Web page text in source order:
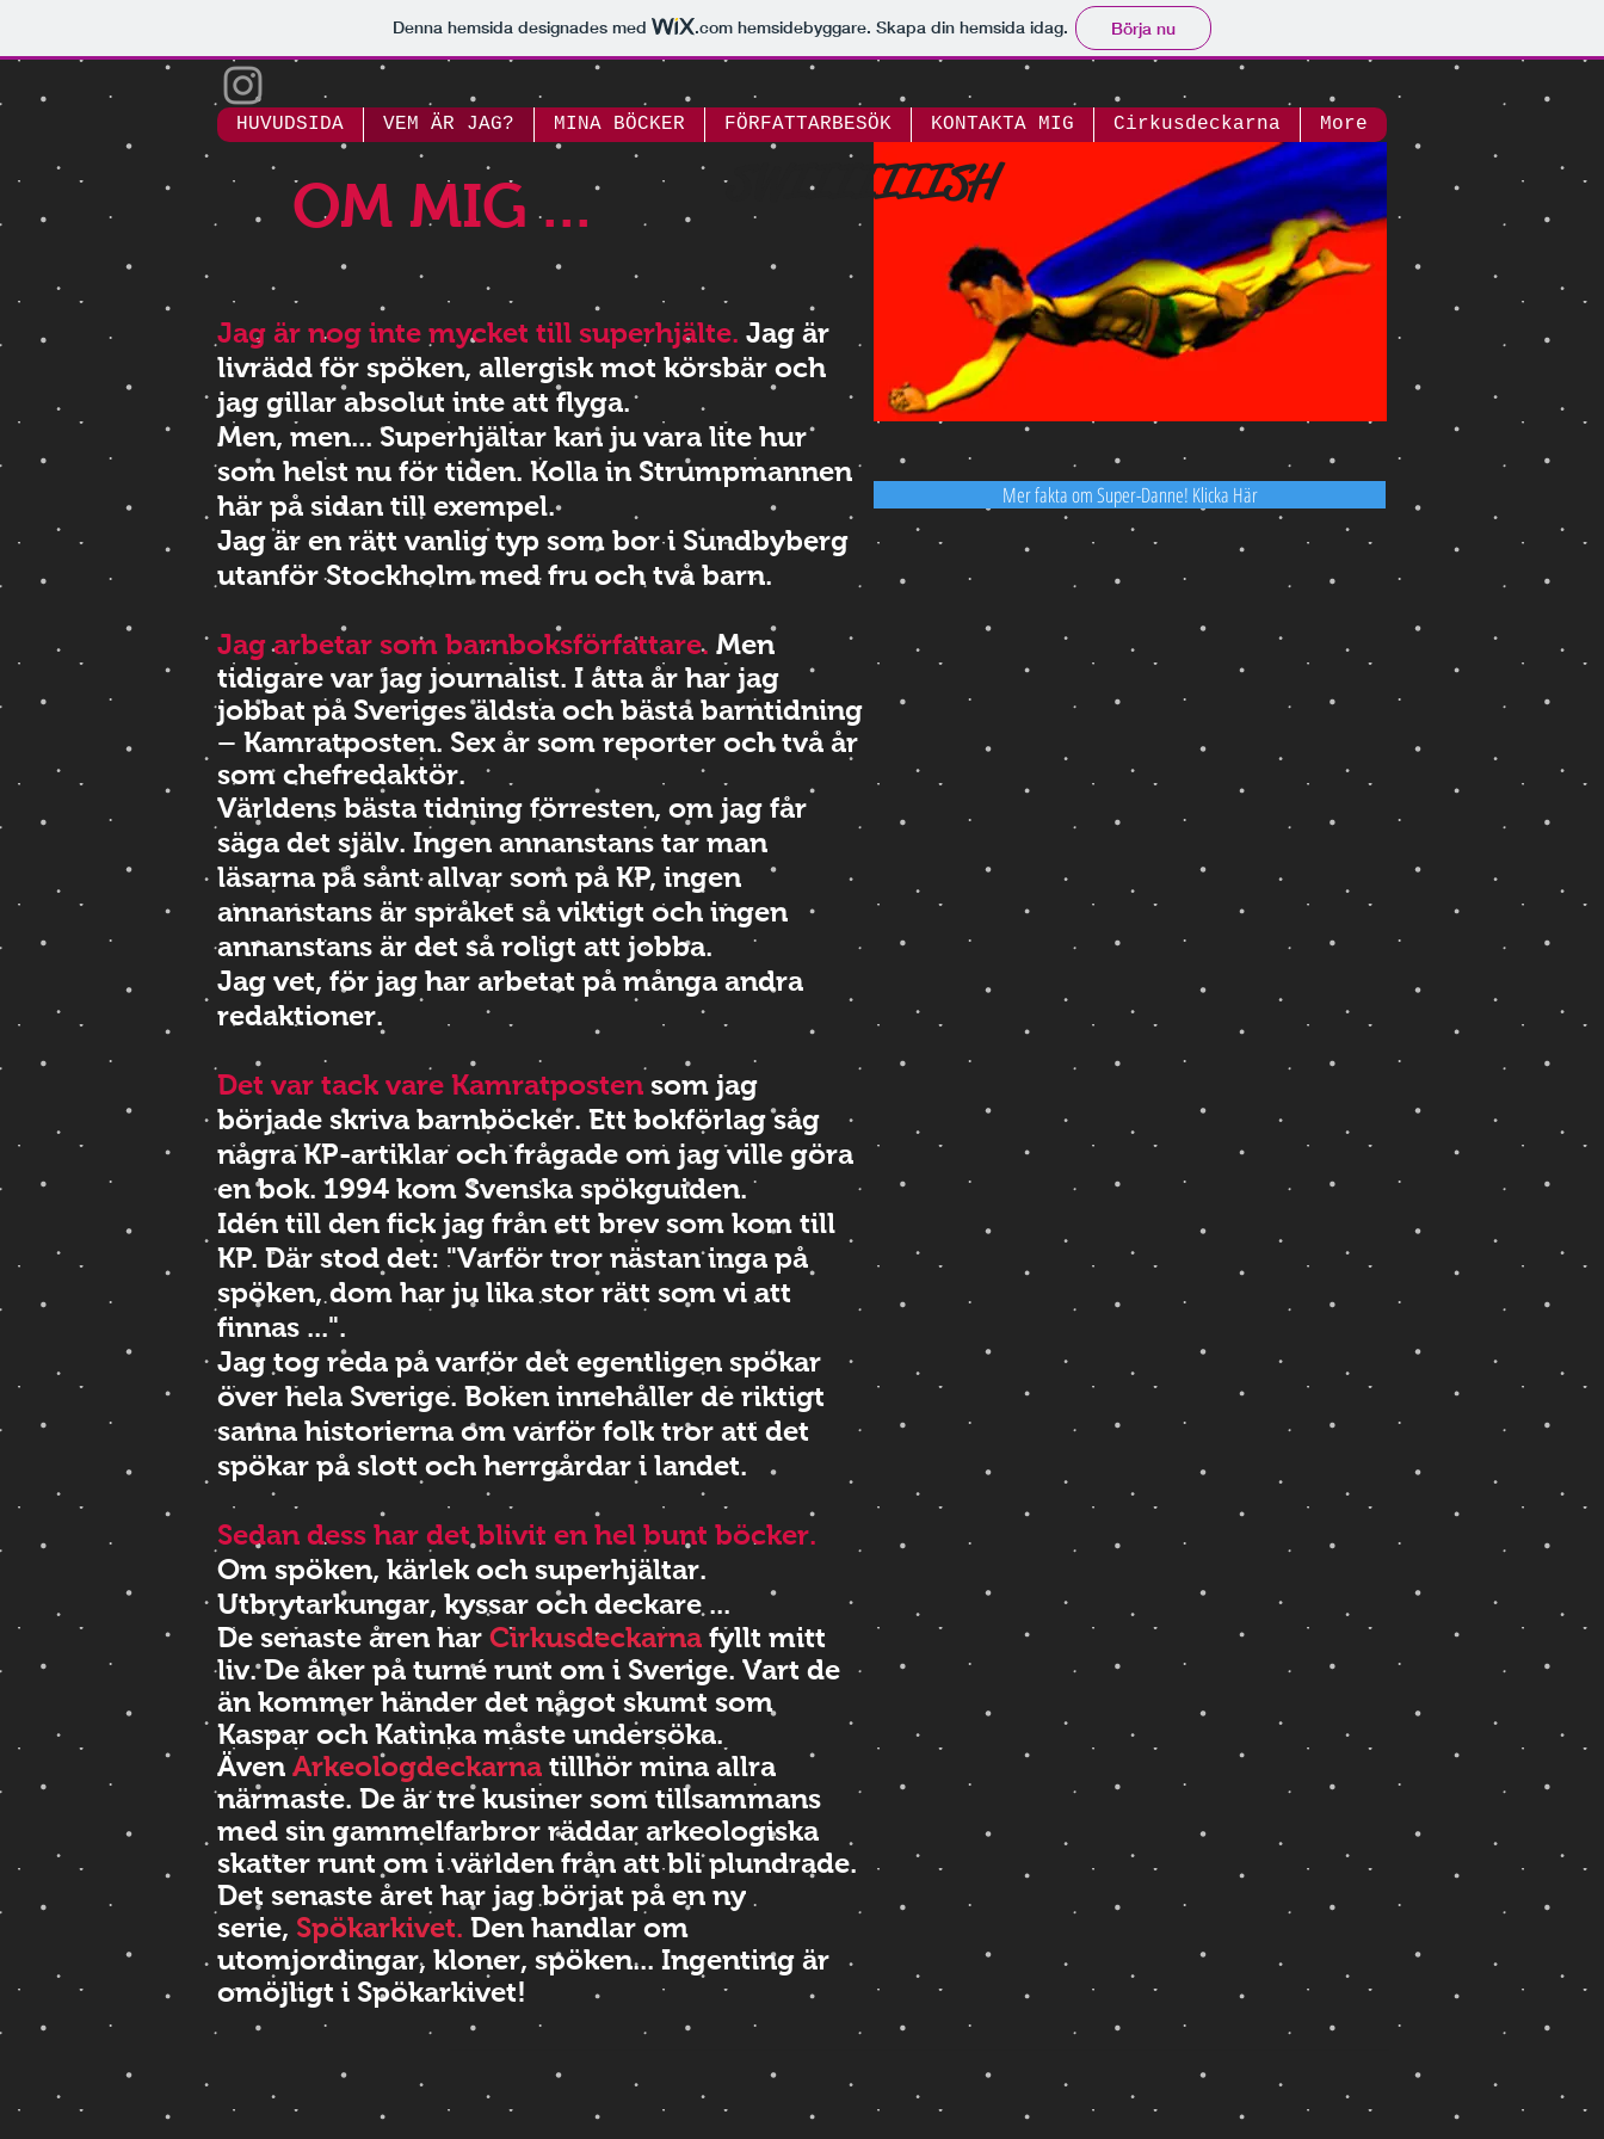
Denna hemsida designades med .com hemsidebyggare. Skapa din hemsida idag. Börja nu
HUVUDSIDA VEM ÄR JAG? MINA BÖCKER FÖRFATTARBESÖK KONTAKTA MIG Cirkusdeckarna More
OM MIG ...
Jag är nog inte mycket till superhjälte. Jag är
livrädd för spöken, allergisk mot körsbär och
jag gillar absolut inte att flyga.
Men, men... Superhjältar kan ju vara lite hur
som helst nu för tiden. Kolla in Strumpmannen
här på sidan till exempel.
Jag är en rätt vanlig typ som bor i Sundbyberg
utanför Stockholm med fru och två barn.
Jag arbetar som barnboksförfattare. Men
tidigare var jag journalist. I åtta år har jag
jobbat på Sveriges äldsta och bästa barntidning
– Kamratposten. Sex år som reporter och två år
som chefredaktör.
Världens bästa tidning förresten, om jag får
säga det själv. Ingen annanstans tar man
läsarna på sånt allvar som på KP, ingen
annanstans är språket så viktigt och ingen
annanstans är det så roligt att jobba.
Jag vet, för jag har arbetat på många andra
redaktioner.
Det var tack vare Kamratposten som jag
började skriva barnböcker. Ett bokförlag såg
några KP-artiklar och frågade om jag ville göra
en bok. 1994 kom Svenska spökguiden.
Idén till den fick jag från ett brev som kom till
KP. Där stod det: "Varför tror nästan inga på
spöken, dom har ju lika stor rätt som vi att
finnas ...".
Jag tog reda på varför det egentligen spökar
över hela Sverige. Boken innehåller de riktigt
sanna historierna om varför folk tror att det
spökar på slott och herrgårdar i landet.
Sedan dess har det blivit en hel bunt böcker.
Om spöken, kärlek och superhjältar.
Utbrytarkungar, kyssar och deckare ...
De senaste åren har Cirkusdeckarna fyllt mitt
liv. De åker på turné runt om i Sverige. Vart de
än kommer händer det något skumt som
Kaspar och Katinka måste undersöka.
Även Arkeologdeckarna tillhör mina allra
närmaste. De är tre kusiner som tillsammans
med sin gammelfarbror räddar arkeologiska
skatter runt om i världen från att bli plundrade.
Det senaste året har jag börjat på en ny
serie, Spökarkivet. Den handlar om
utomjordingar, kloner, spöken... Ingenting är
omöjligt i Spökarkivet!
Mer fakta om Super-Danne! Klicka Här
SWIIIIIIISH